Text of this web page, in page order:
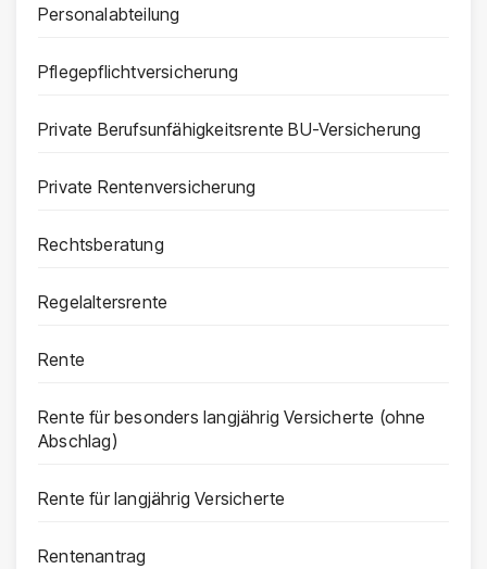
Personalabteilung
Pflegepflichtversicherung
Private Berufsunfähigkeitsrente BU-Versicherung
Private Rentenversicherung
Rechtsberatung
Regelaltersrente
Rente
Rente für besonders langjährig Versicherte (ohne
Abschlag)
Rente für langjährig Versicherte
Rentenantrag